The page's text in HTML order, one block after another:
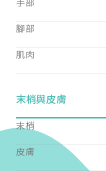
腳部
肌肉
末梢與皮膚
末梢
皮膚
會審核通過後即通知您
【會費】
個人會員:
入會費新臺幣1200元
費1200元，於每年度繳
費3000元，於每年度繳
戶名: 社團法人台灣自
帳號: 003-03-501566-2
銀行: (013) 國泰世華